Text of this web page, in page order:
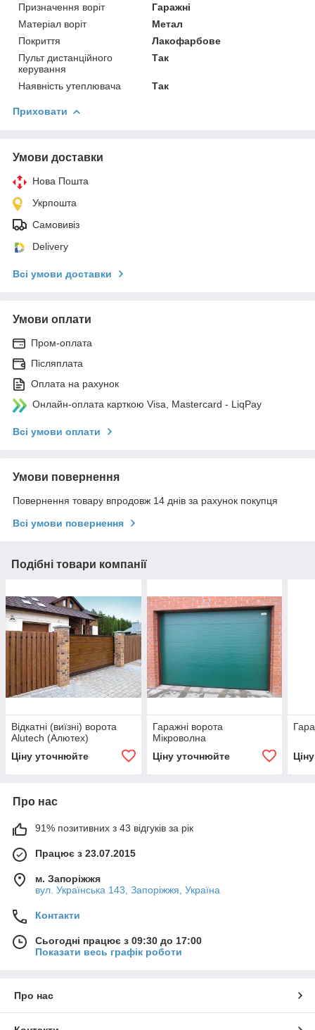
Призначення воріт
Гаражні
Матеріал воріт
Метал
Покриття
Лакофарбове
Пульт дистанційного
керування
Так
Наявність утеплювача Так
Приховати
Умови доставки
Нова Пошта
Укрпошта
Самовивіз
Delivery
Всі умови доставки
Умови оплати
Пром-оплата
Післяплата
Оплата на рахунок
Онлайн-оплата карткою Visa, Mastercard - LiqPay
Всі умови оплати
Умови повернення
Повернення товару впродовж 14 днів за рахунок покупця
Всі умови повернення
Подібні товари компанії
Відкатні (виїзні) ворота
Alutech (Алютех)
Ціну уточнюйте
Гаражні ворота
Мікроволна
Ціну уточнюйте
Про нас
91% позитивних з 43 відгуків за рік
Працює з 23.07.2015
м. Запоріжжя
вул. Українська 143, Запоріжжя, Україна
Контакти
Сьогодні працює з 09:30 до 17:00
Показати весь графік роботи
Про нас